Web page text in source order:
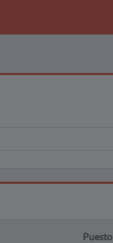
Puesto